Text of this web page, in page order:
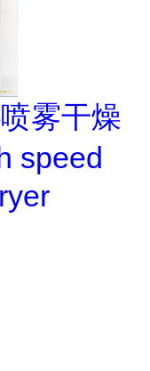
雾干燥
speed